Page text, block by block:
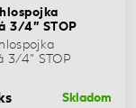
3/4" STOP
3/4" STOP
Skladom